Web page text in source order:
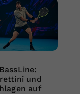
und
auf